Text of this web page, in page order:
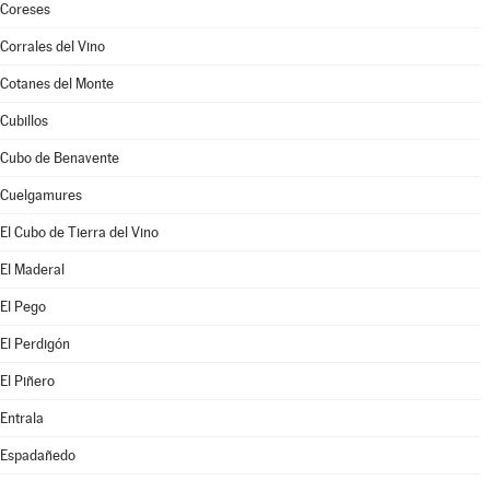
Coreses
Corrales del Vino
Cotanes del Monte
Cubillos
Cubo de Benavente
Cuelgamures
El Cubo de Tierra del Vino
El Maderal
El Pego
El Perdigón
El Piñero
Entrala
Espadañedo